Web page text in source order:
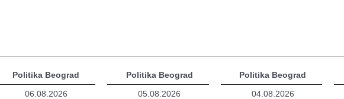
Politika Beograd
06.08.2026
Politika Beograd
05.08.2026
Politika Beograd
04.08.2026